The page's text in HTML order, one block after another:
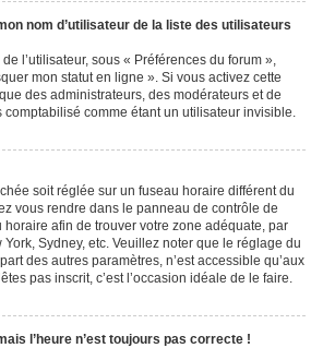
nom d’utilisateur de la liste des utilisateurs
l’utilisateur, sous « Préférences du forum »,
mon statut en ligne ». Si vous activez cette
des administrateurs, des modérateurs et de
comptabilisé comme étant un utilisateur invisible.
soit réglée sur un fuseau horaire différent du
vous rendre dans le panneau de contrôle de
horaire afin de trouver votre zone adéquate, par
Sydney, etc. Veuillez noter que le réglage du
des autres paramètres, n’est accessible qu’aux
pas inscrit, c’est l’occasion idéale de le faire.
l’heure n’est toujours pas correcte !